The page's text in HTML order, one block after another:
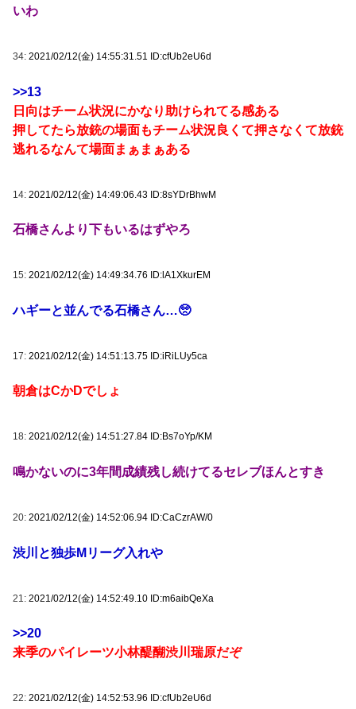
いわ
34: 2021/02/12(金) 14:55:31.51 ID:cfUb2eU6d
>>13
日向はチーム状況にかなり助けられてる感ある
押してたら放銃の場面もチーム状況良くて押さなくて放銃
逃れるなんて場面まぁまぁある
14: 2021/02/12(金) 14:49:06.43 ID:8sYDrBhwM
石橋さんより下もいるはずやろ
15: 2021/02/12(金) 14:49:34.76 ID:lA1XkurEM
ハギーと並んでる石橋さん…🥺
17: 2021/02/12(金) 14:51:13.75 ID:iRiLUy5ca
朝倉はCかDでしょ
18: 2021/02/12(金) 14:51:27.84 ID:Bs7oYp/KM
鳴かないのに3年間成績残し続けてるセレブほんとすき
20: 2021/02/12(金) 14:52:06.94 ID:CaCzrAW/0
渋川と独歩Mリーグ入れや
21: 2021/02/12(金) 14:52:49.10 ID:m6aibQeXa
>>20
来季のパイレーツ小林醍醐渋川瑞原だぞ
22: 2021/02/12(金) 14:52:53.96 ID:cfUb2eU6d